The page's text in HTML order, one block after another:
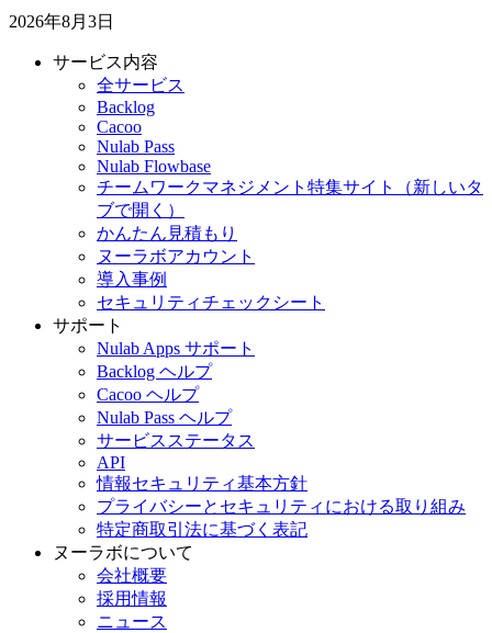
2026年8月3日
サービス内容
全サービス
Backlog
Cacoo
Nulab Pass
Nulab Flowbase
チームワークマネジメント特集サイト
（新しいタ
ブで開く）
かんたん見積もり
ヌーラボアカウント
導入事例
セキュリティチェックシート
サポート
Nulab Apps サポート
Backlog ヘルプ
Cacoo ヘルプ
Nulab Pass ヘルプ
サービスステータス
API
情報セキュリティ基本方針
プライバシーとセキュリティにおける取り組み
特定商取引法に基づく表記
ヌーラボについて
会社概要
採用情報
ニュース